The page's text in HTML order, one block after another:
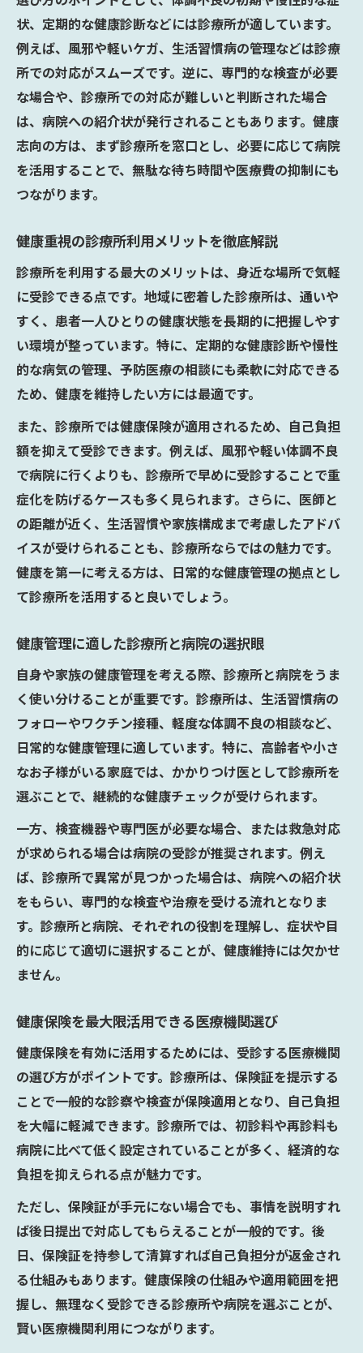
状、定期的な健康診断などには診療所が適しています。
例えば、風邪や軽いケガ、生活習慣病の管理などは診療
所での対応がスムーズです。逆に、専門的な検査が必要
な場合や、診療所での対応が難しいと判断された場合
は、病院への紹介状が発行されることもあります。健康
志向の方は、まず診療所を窓口とし、必要に応じて病院
を活用することで、無駄な待ち時間や医療費の抑制にも
つながります。
健康重視の診療所利用メリットを徹底解説
診療所を利用する最大のメリットは、身近な場所で気軽
に受診できる点です。地域に密着した診療所は、通いや
すく、患者一人ひとりの健康状態を長期的に把握しやす
い環境が整っています。特に、定期的な健康診断や慢性
的な病気の管理、予防医療の相談にも柔軟に対応できる
ため、健康を維持したい方には最適です。
また、診療所では健康保険が適用されるため、自己負担
額を抑えて受診できます。例えば、風邪や軽い体調不良
で病院に行くよりも、診療所で早めに受診することで重
症化を防げるケースも多く見られます。さらに、医師と
の距離が近く、生活習慣や家族構成まで考慮したアドバ
イスが受けられることも、診療所ならではの魅力です。
健康を第一に考える方は、日常的な健康管理の拠点とし
て診療所を活用すると良いでしょう。
健康管理に適した診療所と病院の選択眼
自身や家族の健康管理を考える際、診療所と病院をうま
く使い分けることが重要です。診療所は、生活習慣病の
フォローやワクチン接種、軽度な体調不良の相談など、
日常的な健康管理に適しています。特に、高齢者や小さ
なお子様がいる家庭では、かかりつけ医として診療所を
選ぶことで、継続的な健康チェックが受けられます。
一方、検査機器や専門医が必要な場合、または救急対応
が求められる場合は病院の受診が推奨されます。例え
ば、診療所で異常が見つかった場合は、病院への紹介状
をもらい、専門的な検査や治療を受ける流れとなりま
す。診療所と病院、それぞれの役割を理解し、症状や目
的に応じて適切に選択することが、健康維持には欠かせ
ません。
健康保険を最大限活用できる医療機関選び
健康保険を有効に活用するためには、受診する医療機関
の選び方がポイントです。診療所は、保険証を提示する
ことで一般的な診察や検査が保険適用となり、自己負担
を大幅に軽減できます。診療所では、初診料や再診料も
病院に比べて低く設定されていることが多く、経済的な
負担を抑えられる点が魅力です。
ただし、保険証が手元にない場合でも、事情を説明すれ
ば後日提出で対応してもらえることが一般的です。後
日、保険証を持参して清算すれば自己負担分が返金され
る仕組みもあります。健康保険の仕組みや適用範囲を把
握し、無理なく受診できる診療所や病院を選ぶことが、
賢い医療機関利用につながります。